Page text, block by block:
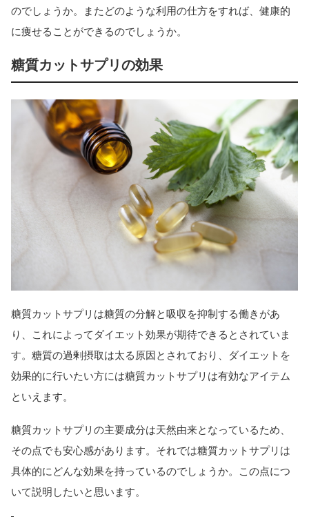
のでしょうか。またどのような利用の仕方をすれば、健康的
に痩せることができるのでしょうか。
糖質カットサプリの効果
糖質カットサプリは糖質の分解と吸収を抑制する働きがあ
り、これによってダイエット効果が期待できるとされていま
す。糖質の過剰摂取は太る原因とされており、ダイエットを
効果的に行いたい方には糖質カットサプリは有効なアイテム
といえます。
糖質カットサプリの主要成分は天然由来となっているため、
その点でも安心感があります。それでは糖質カットサプリは
具体的にどんな効果を持っているのでしょうか。この点につ
いて説明したいと思います。